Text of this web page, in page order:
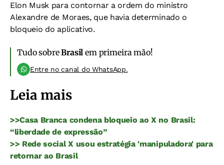
Elon Musk para contornar a ordem do ministro
Alexandre de Moraes, que havia determinado o
bloqueio do aplicativo.
Tudo sobreBrasil em primeira mão!
Entre no canal do WhatsApp.
Leia mais
>>Casa Branca condena bloqueio ao X no Brasil:
“liberdade de expressão”
>> Rede social X usou estratégia 'manipuladora' para
retornar ao Brasil